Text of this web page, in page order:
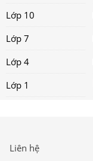
Lớp 10
Lớp 7
Lớp 4
Lớp 1
Liên hệ